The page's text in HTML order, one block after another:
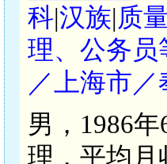
科|汉族|质
理、公务员
／上海市／
男，1986
理，平均月